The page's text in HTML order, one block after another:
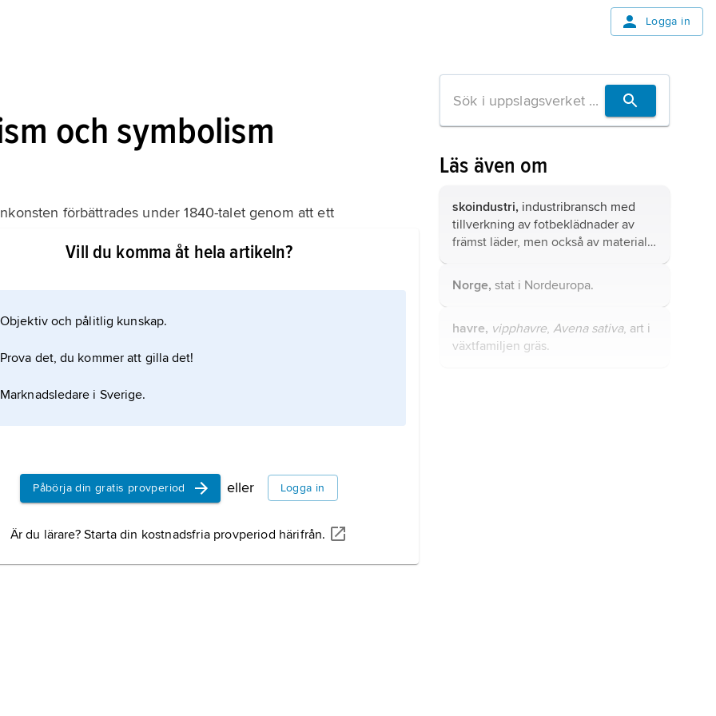
Logga in
och symbolism
förbättrades under 1840-talet genom att ett
medförde en livlig teaterverksamhet av konstnärligt
teatermonopolet i Stockholm bröts i och med
och under 1800-talets senare hälft tillkom
Vill du komma åt hela artikeln?
Objektiv och pålitlig kunskap.
Prova det, du kommer att gilla det!
Marknadsledare i Sverige.
Påbörja din gratis provperiod eller Logga in
Är du lärare? Starta din kostnadsfria provperiod härifrån.
Läs även om
skoindustri, industribransch med
tillverkning av fotbeklädnader av
främst läder, men också av material
Norge, stat i Nordeuropa.
havre, vipphavre, Avena sativa, art i
växtfamiljen gräs.